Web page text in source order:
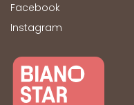
Facebook
Instagram